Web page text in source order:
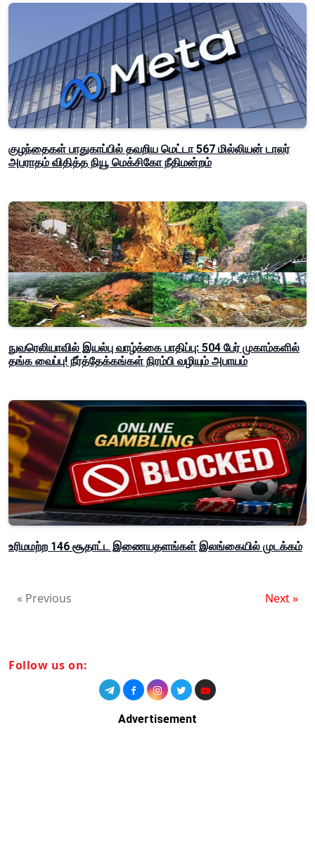
குழந்தைகள் பாதுகாப்பில் தவறிய மெட்டா 567 மில்லியன் டாலர்
அபராதம் விதித்த நியூ மெக்சிகோ நீதிமன்றம்
நுவரெலியாவில் இயல்பு வாழ்க்கை பாதிப்பு: 504 பேர் முகாம்களில்
தங்க வைப்பு! நீர்த்தேக்கங்கள் நிரம்பி வழியும் அபாயம்
உரிமமற்ற 146 சூதாட்ட இணையதளங்கள் இலங்கையில் முடக்கம்
« Previous Next »
Follow us on:
Advertisement